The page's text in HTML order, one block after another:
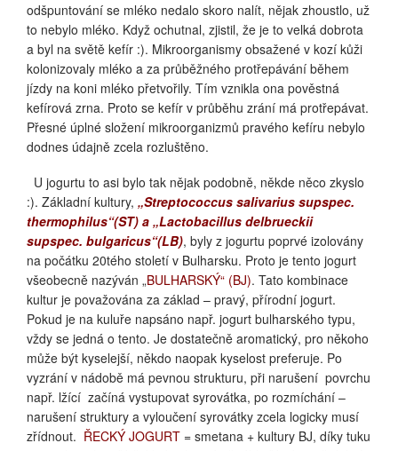
odšpuntování se mléko nedalo skoro nalít, nějak zhoustlo, už
to nebylo mléko. Když ochutnal, zjistil, že je to velká dobrota
a byl na světě kefír :). Mikroorganismy obsažené v kozí kůži
kolonizovaly mléko a za průběžného protřepávání během
jízdy na koni mléko přetvořily. Tím vznikla ona pověstná
kefírová zrna. Proto se kefír v průběhu zrání má protřepávat.
Přesné úplné složení mikroorganizmů pravého kefíru nebylo
dodnes údajně zcela rozluštěno.
U jogurtu to asi bylo tak nějak podobně, někde něco zkyslo
:). Základní kultury, „Streptococcus salivarius supspec.
thermophilus“(ST) a „Lactobacillus delbrueckii
supspec. bulgaricus“(LB), byly z jogurtu poprvé izolovány
na počátku 20tého století v Bulharsku. Proto je tento jogurt
všeobecně nazýván „BULHARSKÝ“ (BJ). Tato kombinace
kultur je považována za základ – pravý, přírodní jogurt.
Pokud je na kuluře napsáno např. jogurt bulharského typu,
vždy se jedná o tento. Je dostatečně aromatický, pro někoho
může být kyselejší, někdo naopak kyselost preferuje. Po
vyzrání v nádobě má pevnou strukturu, při narušení povrchu
např. lžící začíná vystupovat syrovátka, po rozmíchání –
narušení struktury a vyloučení syrovátky zcela logicky musí
zřídnout. ŘECKÝ JOGURT = smetana + kultury BJ, díky tuku